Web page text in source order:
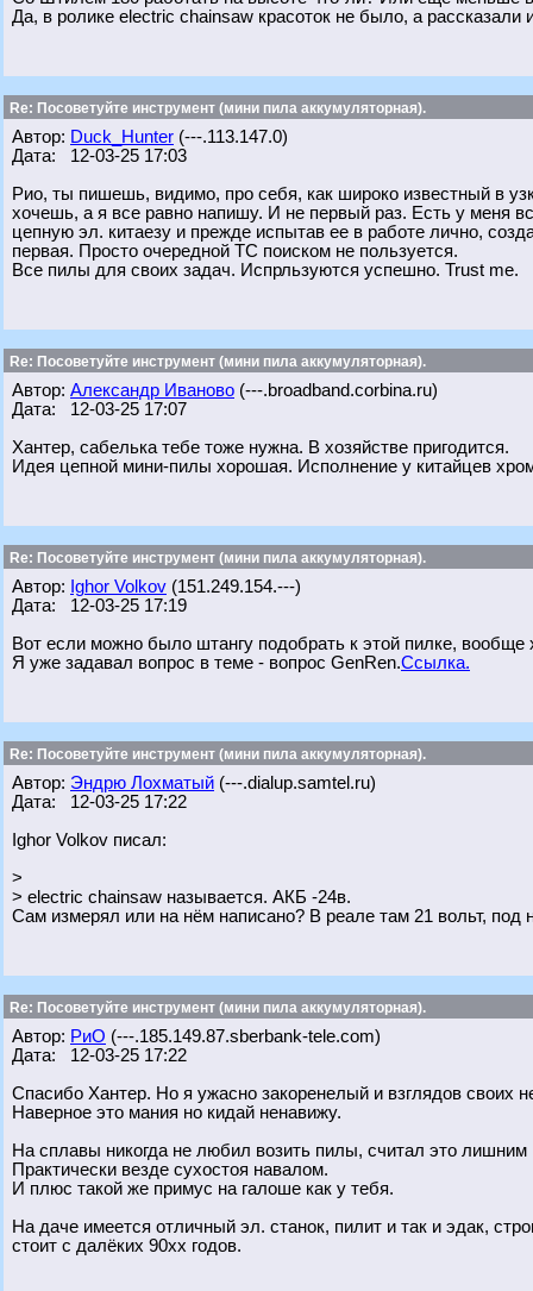
Да, в ролике electric chainsaw красоток не было, а
Re: Посоветуйте инструмент (мини пила аккумуляторная).
Автор: Duck_Hunter (---.113.147.0)
Дата: 12-03-25 17:03
Рио, ты пишешь, видимо, про себя, как широко известный в
хочешь, а я все равно напишу. И не первый раз. Есть у меня
цепную эл. китаезу и прежде испытав ее в работе лично,
первая. Просто очередной ТС поиском не пользуется.
Все пилы для своих задач. Испрльзуются успешно. Trust me.
Re: Посоветуйте инструмент (мини пила аккумуляторная).
Автор: Александр Иваново (---.broadband.corbina.ru)
Дата: 12-03-25 17:07
Хантер, сабелька тебе тоже нужна. В хозяйстве пригодится.
Идея цепной мини-пилы хорошая. Исполнение у китайцев
Re: Посоветуйте инструмент (мини пила аккумуляторная).
Автор: Ighor Volkov (151.249.154.---)
Дата: 12-03-25 17:19
Вот если можно было штангу подобрать к этой пилке,
Я уже задавал вопрос в теме - вопрос GenRen.Ссылка.
Re: Посоветуйте инструмент (мини пила аккумуляторная).
Автор: Эндрю Лохматый (---.dialup.samtel.ru)
Дата: 12-03-25 17:22
Ighor Volkov писал:
>
> electric chainsaw называется. АКБ -24в.
Сам измерял или на нём написано? В реале там 21 вольт, под
Re: Посоветуйте инструмент (мини пила аккумуляторная).
Автор: РиО (---.185.149.87.sberbank-tele.com)
Дата: 12-03-25 17:22
Спасибо Хантер. Но я ужасно закоренелый и взглядов своих
Наверное это мания но кидай ненавижу.
На сплавы никогда не любил возить пилы, считал это
Практически везде сухостоя навалом.
И плюс такой же примус на галоше как у тебя.
На даче имеется отличный эл. станок, пилит и так и эдак,
стоит с далёких 90хх годов.